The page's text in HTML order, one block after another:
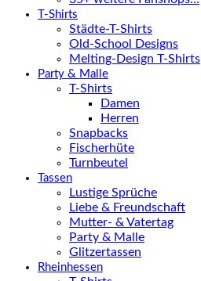
T-Shirts
Städte-T-Shirts
Old-School Designs
Melting-Design T-Shirts
Party & Malle
T-Shirts
Damen
Herren
Snapbacks
Fischerhüte
Turnbeutel
Tassen
Lustige Sprüche
Liebe & Freundschaft
Mutter- & Vatertag
Party & Malle
Glitzertassen
Rheinhessen